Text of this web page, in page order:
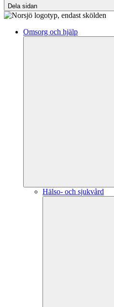
Dela sidan
Omsorg och hjälp
Hälso- och sjukvård